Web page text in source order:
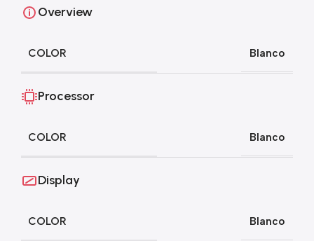
Overview
COLOR Blanco
Processor
COLOR Blanco
Display
COLOR Blanco